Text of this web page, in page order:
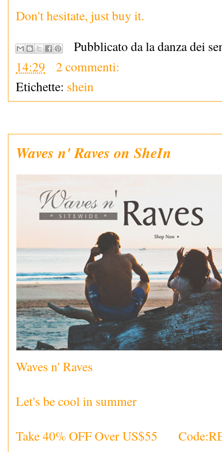
Don't hesitate, just buy it.
Pubblicato da la danza dei
14:29
2 commenti:
Etichette: shein
Waves n' Raves on SheIn
Waves n' Raves
Let's be cool in summer
Take 40% OFF Over US$55